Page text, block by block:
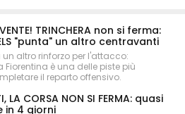
TRINCHERA non si ferma:
"punta" un altro centravanti
altro rinforzo per l'attacco:
è una delle piste più
il reparto offensivo.
LA CORSA NON SI FERMA: quasi
in 4 giorni